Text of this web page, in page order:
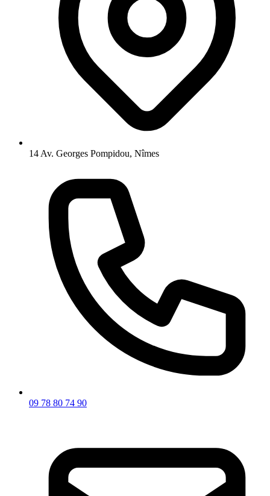
14 Av. Georges Pompidou, Nîmes
09 78 80 74 90